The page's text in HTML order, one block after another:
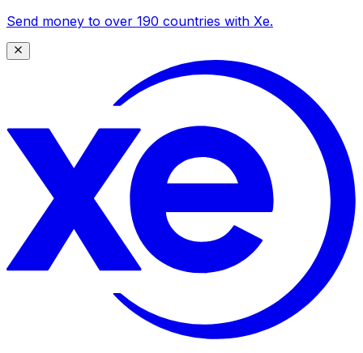
Send money to over 190 countries with Xe.